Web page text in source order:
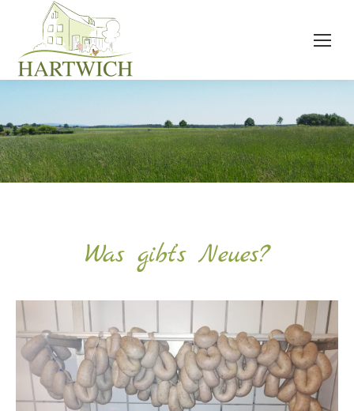
Was gibt’s Neues?